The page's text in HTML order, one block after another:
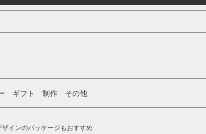
ギフト 制作 その他
インのパッケージもおすすめ